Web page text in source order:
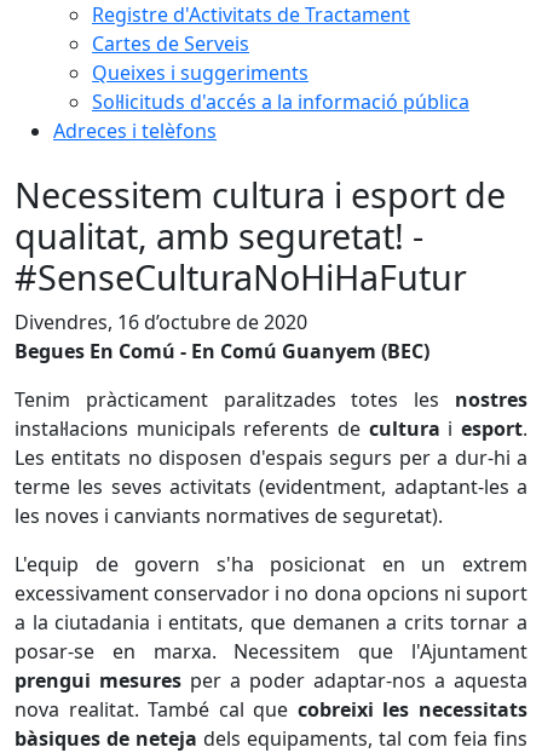
Registre d'Activitats de Tractament
Cartes de Serveis
Queixes i suggeriments
Sol·licituds d'accés a la informació pública
Adreces i telèfons
Necessitem cultura i esport de
qualitat, amb seguretat! -
#SenseCulturaNoHiHaFutur
Divendres, 16 d’octubre de 2020
Begues En Comú - En Comú Guanyem (BEC)
Tenim pràcticament paralitzades totes les nostres
instal·lacions municipals referents de cultura iesport.
Les entitats no disposen d'espais segurs per a dur-hi a
terme les seves activitats (evidentment, adaptant-les a
les noves i canviants normatives de seguretat).
L'equip de govern s'ha posicionat en un extrem
excessivament conservador i no dona opcions ni suport
a la ciutadania i entitats, que demanen a crits tornar a
posar-se en marxa. Necessitem que l'Ajuntament
prengui mesures per a poder adaptar-nos a aquesta
nova realitat. També cal que cobreixi les necessitats
bàsiques de neteja dels equipaments, tal com feia fins